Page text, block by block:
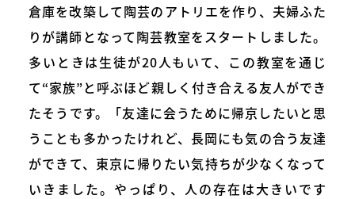
倉庫を改築して陶芸のアトリエを作り、夫婦ふた
りが講師となって陶芸教室をスタートしました。
多いときは生徒が20人もいて、この教室を通じ
て“家族”と呼ぶほど親しく付き合える友人ができ
たそうです。「友達に会うために帰京したいと思
うことも多かったけれど、長岡にも気の合う友達
ができて、東京に帰りたい気持ちが少なくなって
いきました。やっぱり、人の存在は大きいです